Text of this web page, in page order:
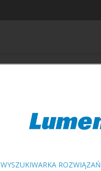
WYSZUKIWARKA ROZWIĄZAŃ